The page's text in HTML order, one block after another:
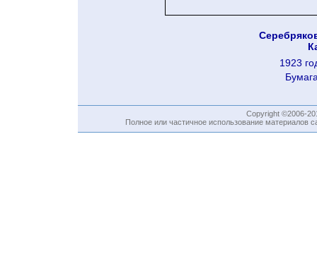
1923
Copyright ©2006-
Полное или частичное использование материалов